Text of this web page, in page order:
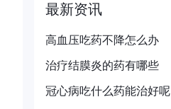
最新资讯
高血压吃药不降怎么办
治疗结膜炎的药有哪些
冠心病吃什么药能治好呢